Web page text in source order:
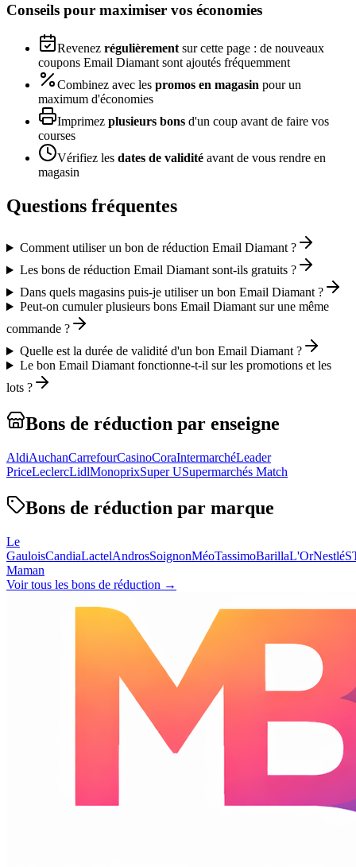
Conseils pour maximiser vos économies
Revenez régulièrement sur cette page : de nouveaux
coupons Email Diamant sont ajoutés fréquemment
Combinez avec les promos en magasin pour un
maximum d'économies
Imprimez plusieurs bons d'un coup avant de faire vos
courses
Vérifiez les dates de validité avant de vous rendre en
magasin
Questions fréquentes
Comment utiliser un bon de réduction Email Diamant ?
Les bons de réduction Email Diamant sont-ils gratuits ?
Dans quels magasins puis-je utiliser un bon Email Diamant ?
Peut-on cumuler plusieurs bons Email Diamant sur une même
commande ?
Quelle est la durée de validité d'un bon Email Diamant ?
Le bon Email Diamant fonctionne-t-il sur les promotions et les
lots ?
Bons de réduction par enseigne
AldiAuchanCarrefourCasinoCoraIntermarchéLeader
PriceLeclercLidlMonoprixSuper USupermarchés Match
Bons de réduction par marque
Le
GauloisCandiaLactelAndrosSoignonMéoTassimoBarillaL'OrNestlé
Maman
Voir tous les bons de réduction →